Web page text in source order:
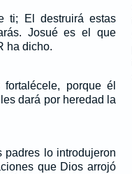
ti; El destruirá estas
Josué es el que
ha dicho.
porque él
dará por heredad la
padres lo introdujeron
que Dios arrojó